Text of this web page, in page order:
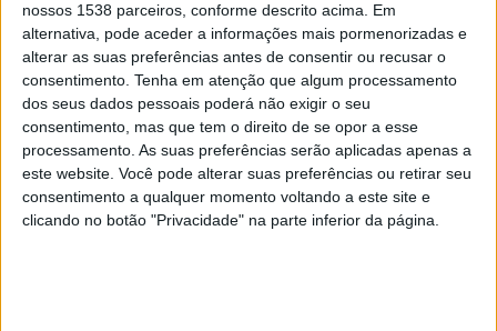
nossos 1538 parceiros, conforme descrito acima. Em
alternativa, pode aceder a informações mais pormenorizadas e
alterar as suas preferências antes de consentir ou recusar o
consentimento. Tenha em atenção que algum processamento
dos seus dados pessoais poderá não exigir o seu
consentimento, mas que tem o direito de se opor a esse
processamento. As suas preferências serão aplicadas apenas a
este website. Você pode alterar suas preferências ou retirar seu
consentimento a qualquer momento voltando a este site e
clicando no botão "Privacidade" na parte inferior da página.
Festival de Filosofia arranca amanhã e
vai debruçar-se sobre “A cidade como
marca. Paisagem. Identidade e futuro”
16/11/2022 às 15:29